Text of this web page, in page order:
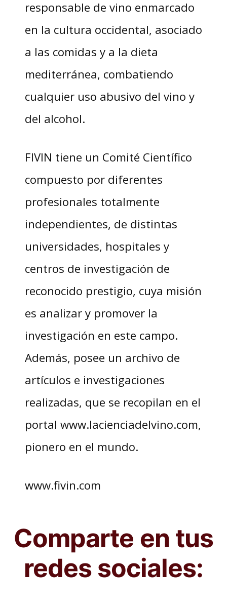
responsable de vino enmarcado
en la cultura occidental, asociado
a las comidas y a la dieta
mediterránea, combatiendo
cualquier uso abusivo del vino y
del alcohol.
FIVIN tiene un Comité Científico
compuesto por diferentes
profesionales totalmente
independientes, de distintas
universidades, hospitales y
centros de investigación de
reconocido prestigio, cuya misión
es analizar y promover la
investigación en este campo.
Además, posee un archivo de
artículos e investigaciones
realizadas, que se recopilan en el
portal www.lacienciadelvino.com,
pionero en el mundo.
www.fivin.com
Comparte en tus
redes sociales: